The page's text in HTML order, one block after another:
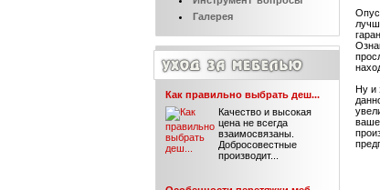
Ну и
Галерея
Как правильно выбрать деш...
Качество и высокая
цена не всегда
взаимосвязаны.
Добросовестные
производит...